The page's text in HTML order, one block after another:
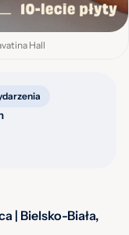
Hall
| Bielsko-Biała,